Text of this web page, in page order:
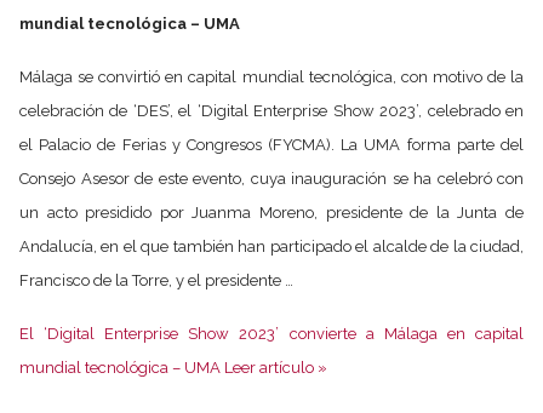
mundial tecnológica – UMA
Málaga se convirtió en capital mundial tecnológica, con motivo de la
celebración de ‘DES’, el ‘Digital Enterprise Show 2023’, celebrado en
el Palacio de Ferias y Congresos (FYCMA). La UMA forma parte del
Consejo Asesor de este evento, cuya inauguración se ha celebró con
un acto presidido por Juanma Moreno, presidente de la Junta de
Andalucía, en el que también han participado el alcalde de la ciudad,
Francisco de la Torre, y el presidente …
El ‘Digital Enterprise Show 2023’ convierte a Málaga en capital
mundial tecnológica – UMA Leer artículo »